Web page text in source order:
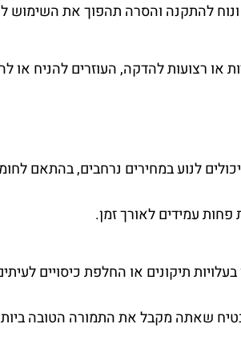
להתקנה והסרה תהפוך את השימוש
או רצועות להדקה, העוזרים להניח או
יכולים לנוע במחירים נרחבים, בהתאם
פחות עמידים לאורך זמן.
תיקונים או החלפת כיסויים
שאתה מקבל את התמורה הטובה